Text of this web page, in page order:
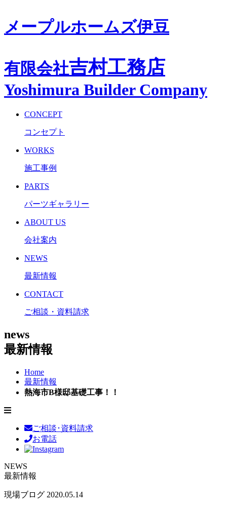
メープルホームズ伊豆
有限会社吉村工務店
Yoshimura Builder Company
CONCEPT
コンセプト
WORKS
施工事例
PARTS
パーツギャラリー
ABOUT US
会社案内
NEWS
最新情報
CONTACT
ご相談・資料請求
news
最新情報
Home
最新情報
熱海市B様邸基礎工事！！
ご相談･資料請求
お電話
NEWS
最新情報
現場ブログ 2020.05.14